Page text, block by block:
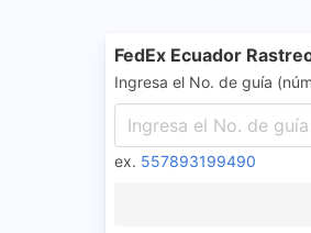
FedEx Ecuador
Ingresa el No. de guía
ex. 557893199490